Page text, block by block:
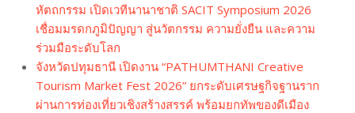
หัตถกรรม เปิดเวทีนานาชาติ SACIT Symposium 2026
เชื่อมมรดกภูมิปัญญา สู่นวัตกรรม ความยั่งยืน และความ
ร่วมมือระดับโลก
จังหวัดปทุมธานี เปิดงาน “PATHUMTHANI Creative
Tourism Market Fest 2026” ยกระดับเศรษฐกิจฐานราก
ผ่านการท่องเที่ยวเชิงสร้างสรรค์ พร้อมยกทัพของดีเมือง